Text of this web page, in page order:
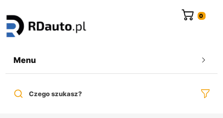
Menu
Czego szukasz?